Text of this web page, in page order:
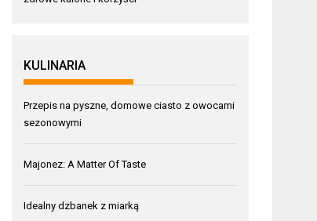
KULINARIA
Przepis na pyszne, domowe ciasto z owocami
sezonowymi
Majonez: A Matter Of Taste
Idealny dzbanek z miarką